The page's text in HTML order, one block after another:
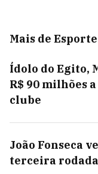
Mais de Esporte
Ídolo do Egito,
R$ 90 milhões
clube
João Fonseca
terceira